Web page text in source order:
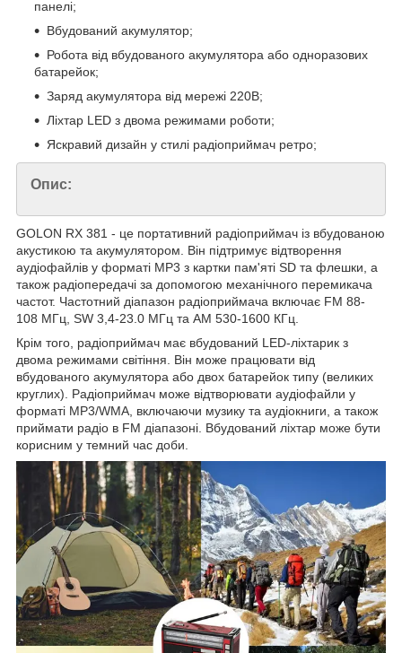
панелі;
Вбудований акумулятор;
Робота від вбудованого акумулятора або одноразових
батарейок;
Заряд акумулятора від мережі 220В;
Ліхтар LED з двома режимами роботи;
Яскравий дизайн у стилі радіоприймач ретро;
Опис:
GOLON RX 381 - це портативний радіоприймач із вбудованою
акустикою та акумулятором. Він підтримує відтворення
аудіофайлів у форматі MP3 з картки пам'яті SD та флешки, а
також радіопередачі за допомогою механічного перемикача
частот. Частотний діапазон радіоприймача включає FM 88-
108 МГц, SW 3,4-23.0 МГц та AM 530-1600 КГц.
Крім того, радіоприймач має вбудований LED-ліхтарик з
двома режимами світіння. Він може працювати від
вбудованого акумулятора або двох батарейок типу (великих
круглих). Радіоприймач може відтворювати аудіофайли у
форматі MP3/WMA, включаючи музику та аудіокниги, а також
приймати радіо в FM діапазоні. Вбудований ліхтар може бути
корисним у темний час доби.